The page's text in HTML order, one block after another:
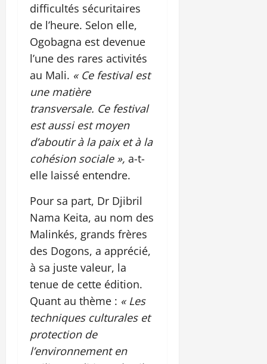
difficultés sécuritaires
de l’heure. Selon elle,
Ogobagna est devenue
l’une des rares activités
au Mali. « Ce festival est
une matière
transversale. Ce festival
est aussi est moyen
d’aboutir à la paix et à la
cohésion sociale », a-t-
elle laissé entendre.
Pour sa part, Dr Djibril
Nama Keita, au nom des
Malinkés, grands frères
des Dogons, a apprécié,
à sa juste valeur, la
tenue de cette édition.
Quant au thème : « Les
techniques culturales et
protection de
l’environnement en